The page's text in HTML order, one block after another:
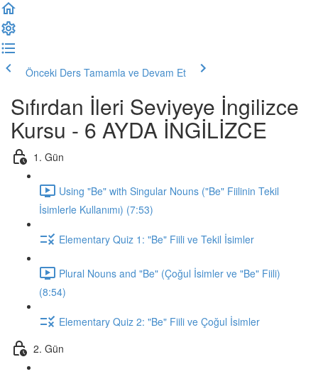
Önceki Ders Tamamla ve Devam Et
Sıfırdan İleri Seviyeye İngilizce
Kursu - 6 AYDA İNGİLİZCE
1. Gün
Using "Be" with Singular Nouns ("Be" Fiilinin Tekil
İsimlerle Kullanımı) (7:53)
Elementary Quiz 1: "Be" Fiili ve Tekil İsimler
Plural Nouns and "Be" (Çoğul İsimler ve "Be" Fiili)
(8:54)
Elementary Quiz 2: "Be" Fiili ve Çoğul İsimler
2. Gün